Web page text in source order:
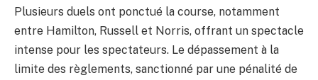
Plusieurs duels ont ponctué la course, notamment
entre Hamilton, Russell et Norris, offrant un spectacle
intense pour les spectateurs. Le dépassement à la
limite des règlements, sanctionné par une pénalité de